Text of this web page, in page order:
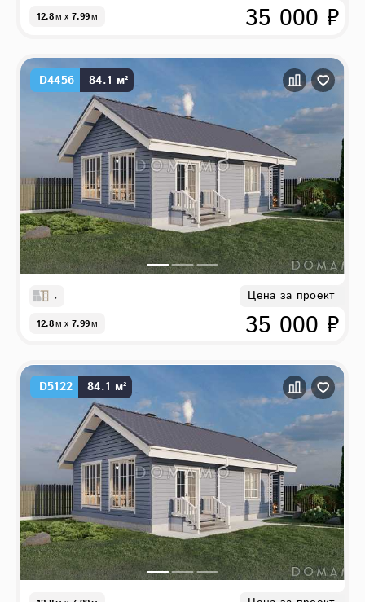
12.8м x 7.99м 35 000 ₽
D4456 84.1 м²
,
12.8м x 7.99м
Цена за проект
35 000 ₽
D5122 84.1 м²